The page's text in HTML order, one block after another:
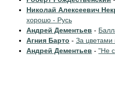
Николай Алексеевич
хорошо - Русь
Андрей Дементьев -
Агния Барто - За цветами
Андрей Дементьев - "Не